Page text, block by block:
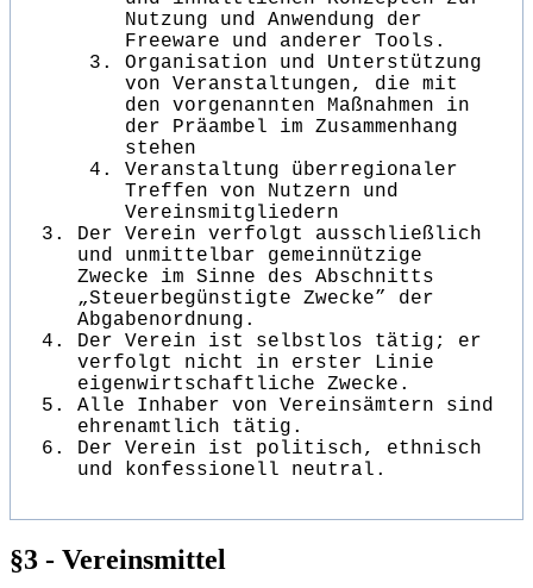
Nutzung und Anwendung der
Freeware und anderer Tools.
Organisation und Unterstützung
von Veranstaltungen, die mit
den vorgenannten Maßnahmen in
der Präambel im Zusammenhang
stehen
Veranstaltung überregionaler
Treffen von Nutzern und
Vereinsmitgliedern
Der Verein verfolgt ausschließlich
und unmittelbar gemeinnützige
Zwecke im Sinne des Abschnitts
„Steuerbegünstigte Zwecke” der
Abgabenordnung.
Der Verein ist selbstlos tätig; er
verfolgt nicht in erster Linie
eigenwirtschaftliche Zwecke.
Alle Inhaber von Vereinsämtern sind
ehrenamtlich tätig.
Der Verein ist politisch, ethnisch
und konfessionell neutral.
§3 - Vereinsmittel